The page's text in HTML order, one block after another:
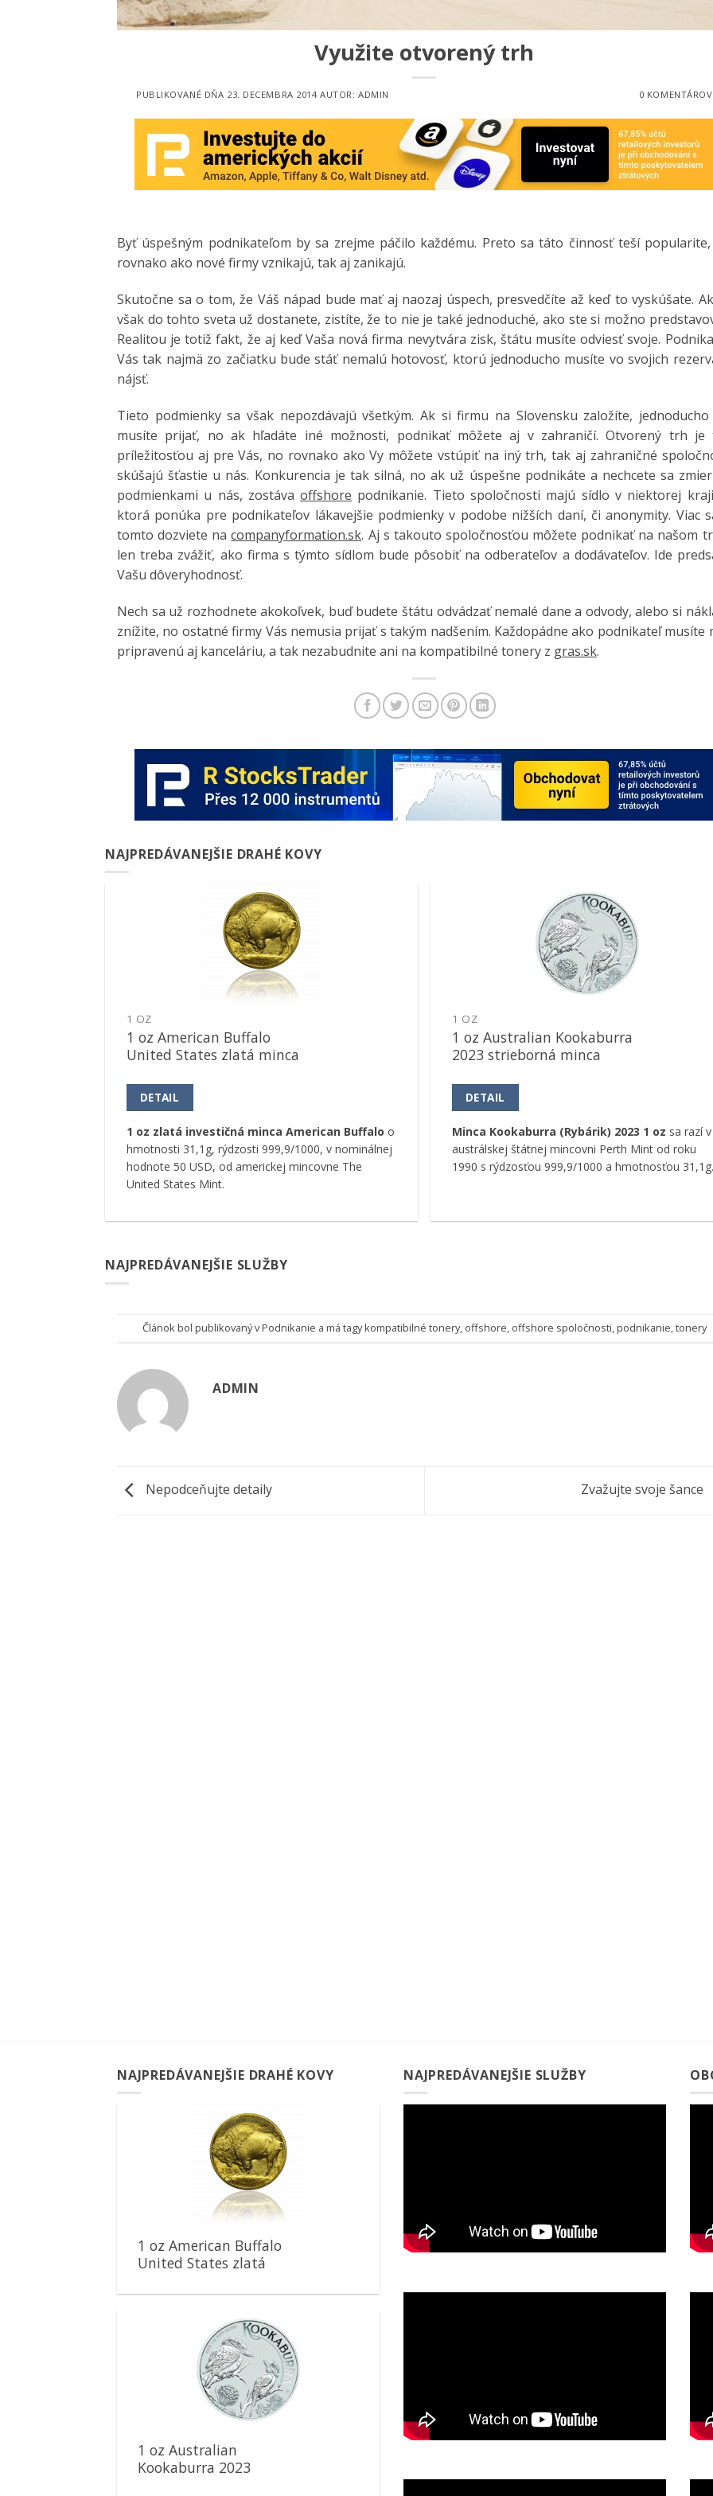
Využite otvorený trh
PUBLIKOVANÉ DŇA 23. DECEMBRA 2014AUTOR: ADMIN 0 KOMENTÁROV
Byť úspešným podnikateľom by sa zrejme páčilo každému. Preto sa táto činnosť teší
rovnako ako nové firmy vznikajú, tak aj zanikajú.
Skutočne sa o tom, že Váš nápad bude mať aj naozaj úspech, presvedčíte až keď to vyskúšate.
však do tohto sveta už dostanete, zistíte, že to nie je také jednoduché, ako ste si možno
Realitou je totiž fakt, že aj keď Vaša nová firma nevytvára zisk, štátu musíte odviesť svoje.
Vás tak najmä zo začiatku bude stáť nemalú hotovosť, ktorú jednoducho musíte vo svojich
nájsť.
Tieto podmienky sa však nepozdávajú všetkým. Ak si firmu na Slovensku založíte, jednoducho
musíte prijať, no ak hľadáte iné možnosti, podnikať môžete aj v zahraničí. Otvorený trh je
príležitosťou aj pre Vás, no rovnako ako Vy môžete vstúpiť na iný trh, tak aj zahraničné
skúšajú šťastie u nás. Konkurencia je tak silná, no ak už úspešne podnikáte a nechcete sa
podmienkami u nás, zostávaoffshore podnikanie. Tieto spoločnosti majú sídlo v niektorej
ktorá ponúka pre podnikateľov lákavejšie podmienky v podobe nižších daní, či anonymity. Viac
tomto dozviete nacompanyformation.sk. Aj s takouto spoločnosťou môžete podnikať na našom
len treba zvážiť, ako firma s týmto sídlom bude pôsobiť na odberateľov a dodávateľov. Ide
Vašu dôveryhodnosť.
Nech sa už rozhodnete akokoľvek, buď budete štátu odvádzať nemalé dane a odvody, alebo si
znížite, no ostatné firmy Vás nemusia prijať s takým nadšením. Každopádne ako podnikateľ musíte
pripravenú aj kanceláriu, a tak nezabudnite ani na kompatibilné tonery z gras.sk.
NAJPREDÁVANEJŠIE DRAHÉ KOVY
Pridať k
obľúbeným
1 OZ
1 oz American Buffalo
United States zlatá minca
DETAIL
1 oz zlatá investičná minca American Buffalo o
hmotnosti 31,1g, rýdzosti 999,9/1000, v nominálnej
hodnote 50 USD, od americkej mincovne The
United States Mint.
Pridať k
obľúbeným
1 OZ
1 oz Australian Kookaburra
2023 strieborná minca
DETAIL
Minca Kookaburra (Rybárik) 2023 1 oz sa razí v
austrálskej štátnej mincovni Perth Mint od roku
1990 s rýdzosťou 999,9/1000 a hmotnosťou 31,1g.
NAJPREDÁVANEJŠIE SLUŽBY
Článok bol publikovaný vPodnikanie a má tagykompatibilné tonery, offshore, offshore spoločnosti,podnikanie,tonery
ADMIN
Nepodceňujte detaily Zvažujte svoje šance
NAJPREDÁVANEJŠIE DRAHÉ KOVY
Pridať k
obľúbeným
1 oz American Buffalo
United States zlatá
Pridať k
obľúbeným
1 oz Australian
Kookaburra 2023
NAJPREDÁVANEJŠIE SLUŽBY